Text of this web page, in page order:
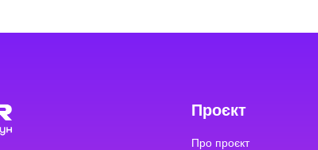
Проєкт
Про проєкт